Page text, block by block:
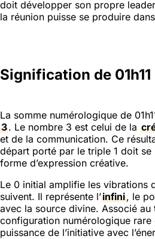
doit développer son propre
la réunion puisse se produire
Signification de
La somme numérologique de
3. Le nombre 3 est celui de la
et de la communication. Ce
départ porté par le triple 1 doit se
forme d’expression créative.
Le 0 initial amplifie les vibrations
suivent. Il représente l’infini, le
avec la source divine. Associé au
configuration numérologique rare
puissance de l’initiative avec